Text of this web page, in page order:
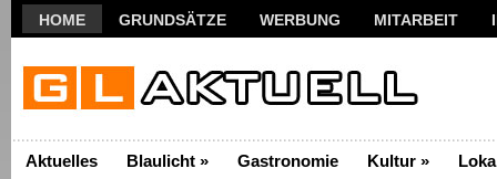
HOME GRUNDSÄTZE WERBUNG MITARBEIT
Aktuelles Blaulicht » Gastronomie Kultur »